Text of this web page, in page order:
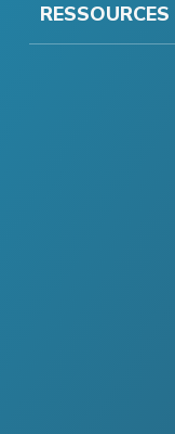
RESSOURCES